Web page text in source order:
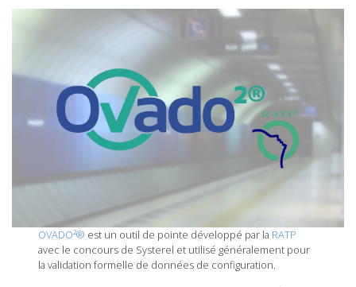
OVADO²® est un outil de pointe développé par la RATP
avec le concours de Systerel et utilisé généralement pour
la validation formelle de données de configuration.